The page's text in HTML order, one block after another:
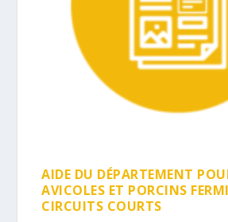
AIDE DU DÉPARTEMENT
AVICOLES ET PORCINS
CIRCUITS COURTS